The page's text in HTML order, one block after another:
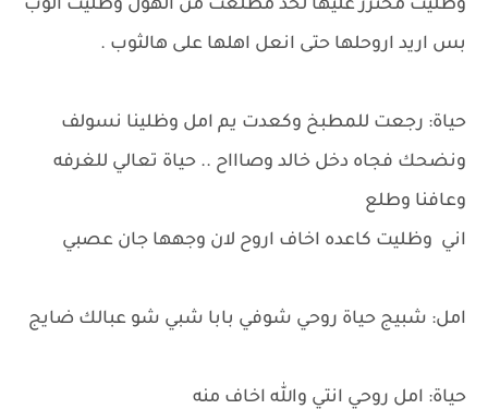
وظليت مخنزر عليها لحد مطلعت من الهول وظليت الوب
بس اريد اروحلها حتى انعل اهلها على هالثوب .
حياة: رجعت للمطبخ وكعدت يم امل وظلينا نسولف
ونضحك فجاه دخل خالد وصاااح .. حياة تعالي للغرفه
وعافنا وطلع
اني وظليت كاعده اخاف اروح لان وجهها جان عصبي
امل: شبيج حياة روحي شوفي بابا شبي شو عبالك ضايج
حياة: امل روحي انتي والله اخاف منه